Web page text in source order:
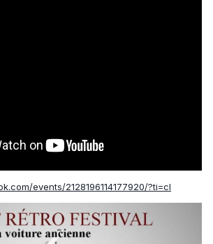
events/2128196114177920/?ti=cl